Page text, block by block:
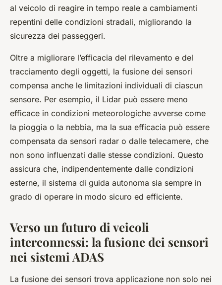
al veicolo di reagire in tempo reale a cambiamenti
repentini delle condizioni stradali, migliorando la
sicurezza dei passeggeri.
Oltre a migliorare l’efficacia del rilevamento e del
tracciamento degli oggetti, la fusione dei sensori
compensa anche le limitazioni individuali di ciascun
sensore. Per esempio, il Lidar può essere meno
efficace in condizioni meteorologiche avverse come
la pioggia o la nebbia, ma la sua efficacia può essere
compensata da sensori radar o dalle telecamere, che
non sono influenzati dalle stesse condizioni. Questo
assicura che, indipendentemente dalle condizioni
esterne, il sistema di guida autonoma sia sempre in
grado di operare in modo sicuro ed efficiente.
Verso un futuro di veicoli
interconnessi: la fusione dei sensori
nei sistemi ADAS
La fusione dei sensori trova applicazione non solo nei